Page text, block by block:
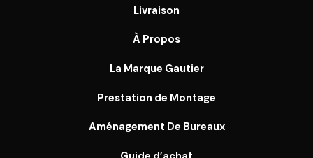
Livraison
À Propos
La Marque Gautier
Prestation de Montage
Aménagement De Bureaux